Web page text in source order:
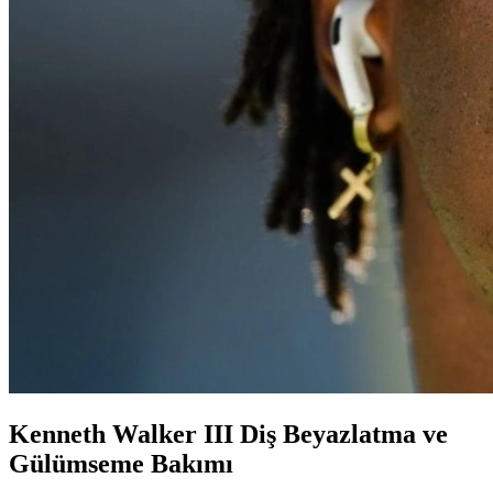
Kenneth Walker III Diş Beyazlatma ve
Gülümseme Bakımı